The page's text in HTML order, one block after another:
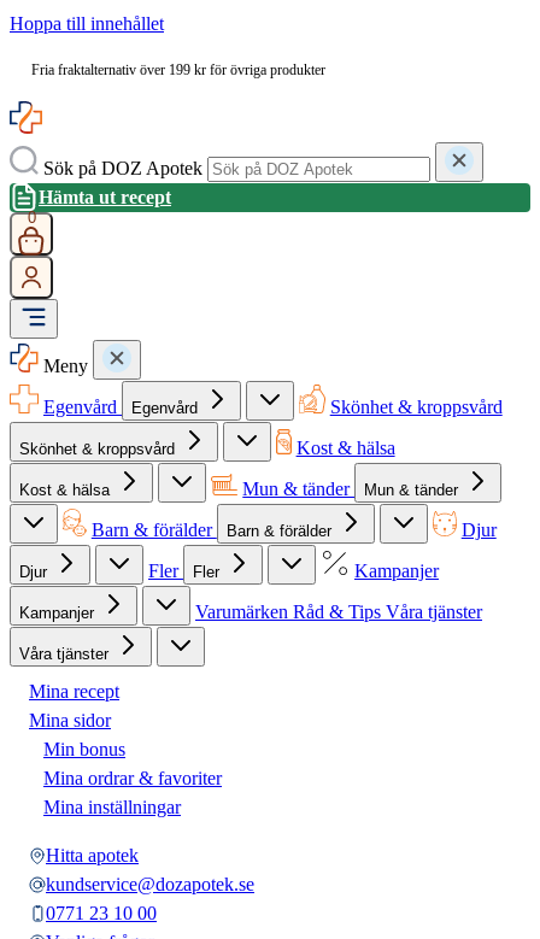
Hoppa till innehållet
Fria fraktalternativ över 199 kr för övriga produkter
Sök på DOZ Apotek
Hämta ut recept
0
Meny
Egenvård
Egenvård Skönhet & kroppsvård
Skönhet & kroppsvård Kost & hälsa
Kost & hälsa Mun & tänder Mun & tänder
Barn & förälder Barn & förälder Djur
Djur Fler Fler Kampanjer
Kampanjer Varumärken Råd & Tips Våra tjänster
Våra tjänster
Mina recept
Mina sidor
Min bonus
Mina ordrar & favoriter
Mina inställningar
Hitta apotek
kundservice@dozapotek.se
0771 23 10 00